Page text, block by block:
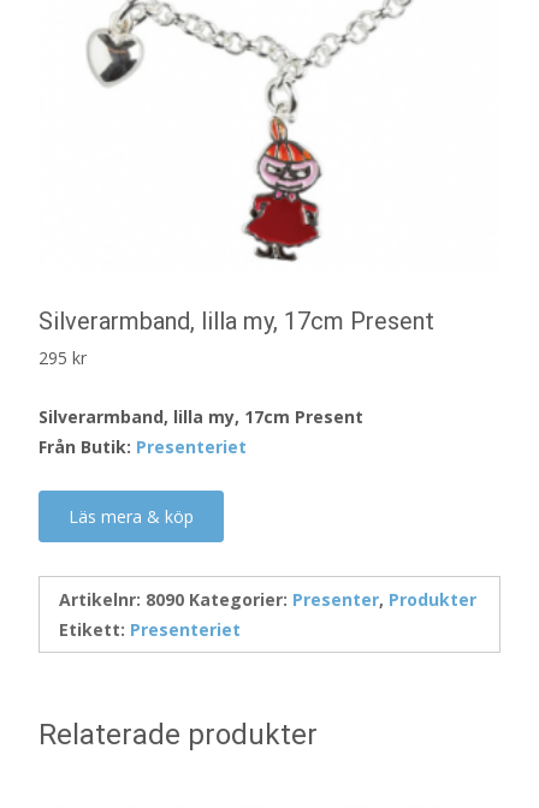
Silverarmband, lilla my, 17cm Present
295 kr
Silverarmband, lilla my, 17cm Present
Från Butik: Presenteriet
Läs mera & köp
Artikelnr: 8090 Kategorier: Presenter, Produkter
Etikett: Presenteriet
Relaterade produkter